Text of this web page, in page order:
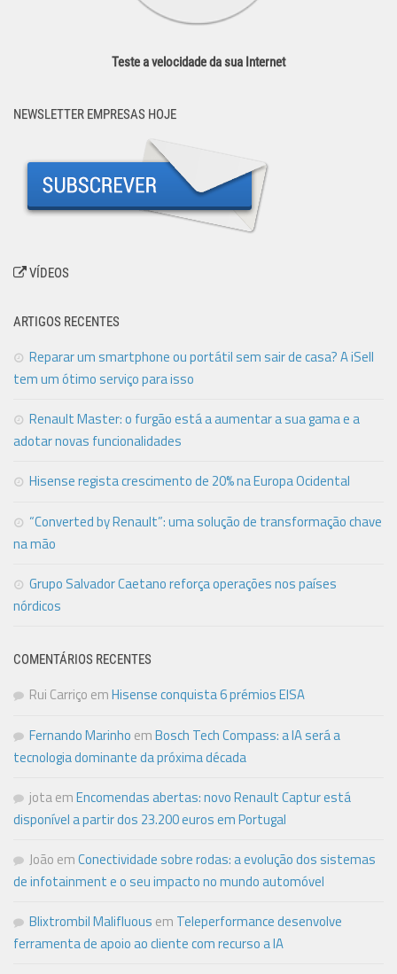
Teste a velocidade da sua Internet
NEWSLETTER EMPRESAS HOJE
VÍDEOS
ARTIGOS RECENTES
Reparar um smartphone ou portátil sem sair de casa? A iSell
tem um ótimo serviço para isso
Renault Master: o furgão está a aumentar a sua gama e a
adotar novas funcionalidades
Hisense regista crescimento de 20% na Europa Ocidental
“Converted by Renault”: uma solução de transformação chave
na mão
Grupo Salvador Caetano reforça operações nos países
nórdicos
COMENTÁRIOS RECENTES
Rui Carriço emHisense conquista 6 prémios EISA
Fernando Marinho emBosch Tech Compass: a IA será a
tecnologia dominante da próxima década
jotaemEncomendas abertas: novo Renault Captur está
disponível a partir dos 23.200 euros em Portugal
João emConectividade sobre rodas: a evolução dos sistemas
de infotainment e o seu impacto no mundo automóvel
Blixtrombil Malifluous em Teleperformance desenvolve
ferramenta de apoio ao cliente com recurso a IA